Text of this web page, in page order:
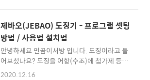
만들어주는 것도 방법 중 하나 입니다. 예전에
니모와 육식어종인 복어를 합사한적이 있었는
데요. 1년간 무탈한 니모가, 점프사를..
기로 유명하죠. 저도 에하임 히터를 사용하고 있
는데. 에하임 히터가 얼마나 좋은지 알고싶다면
온도조절기를 설치해 보면 알수 있답니다. 26도
로 온도셋팅을 하였다면 온도오차가 0~0.1도로
정확하게 유지하여 줍니다. 키우는 생물에 따라
사용하는 장비선택이 달라지겠지만 산호같은
제바오(JEBAO) 도징기 - 프로그램 셋팅
방법 / 사용법 설치법
안녕하세요 민곰이서방 입니다. 도징이라고 들
어보셨나요? 도징을 어항(수조)에 첨가제 등을
넣어 수치를 올리거나 내리거나 하는 작업을 말
2020.12.16